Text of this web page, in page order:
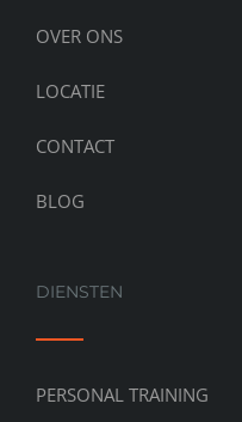
OVER ONS
LOCATIE
CONTACT
BLOG
DIENSTEN
PERSONAL TRAINING